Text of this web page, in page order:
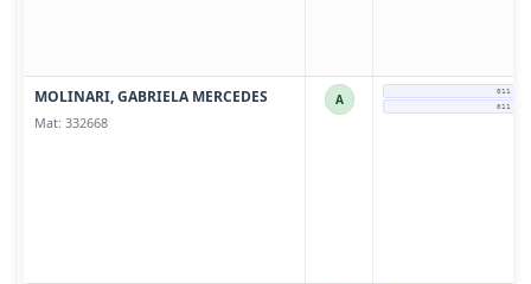
MOLINARI, GABRIELA MERCEDES
Mat: 332668
A 011 -
011 -